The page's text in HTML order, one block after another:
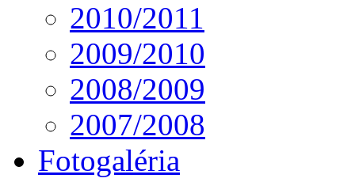
2010/2011
2009/2010
2008/2009
2007/2008
Fotogaléria